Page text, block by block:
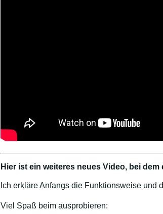
Hier ist ein weiteres neues Video, bei
Ich erkläre Anfangs die Funktionsweise und
Viel Spaß beim ausprobieren: